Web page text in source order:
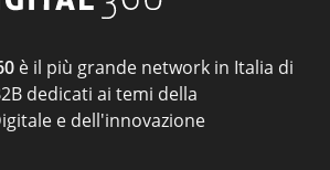
è il più grande network in Italia di
dedicati ai temi della
e dell'innovazione